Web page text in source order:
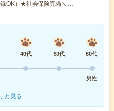
OK）★社会保険完備＼…
40代 50代
60代
男性
と見る